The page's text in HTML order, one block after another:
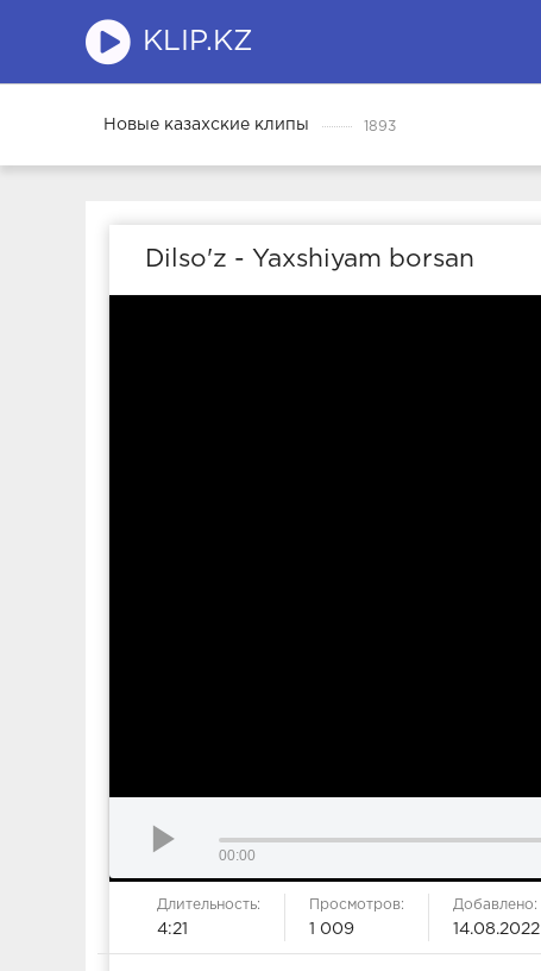
KLIP.KZ
Новые казахские клипы 1893
Dilso'z - Yaxshiyam borsan
00:00
Длительность:
4:21
Просмотров:
1 009
Добавлено:
14.08.2022